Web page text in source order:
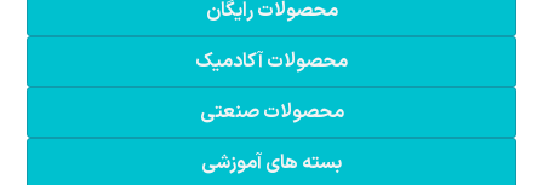
محصولات رایگان
محصولات آکادمیک
محصولات صنعتی
بسته های آموزشی